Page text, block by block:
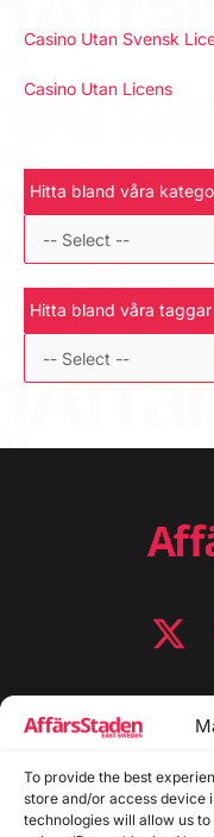
To provide the best
store and/or access device
technologies will allow us
Casino Utan Svensk
Casino Utan Licens
Hitta bland våra
Hitta bland våra taggar